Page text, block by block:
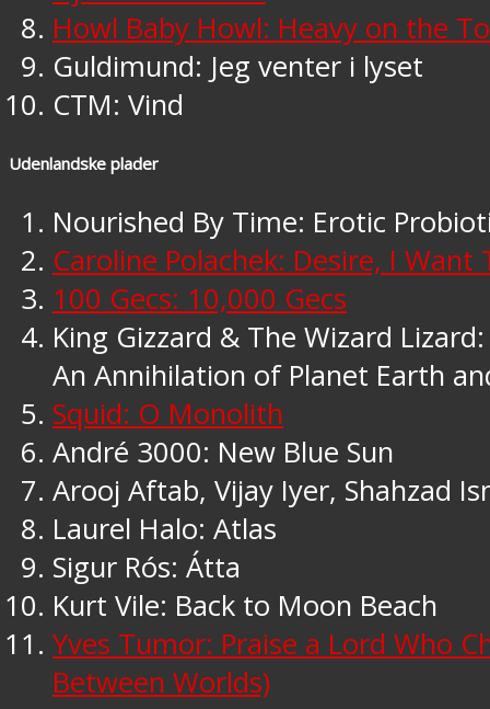
Howl Baby Howl: Heavy on the
Guldimund: Jeg venter i lyset
CTM: Vind
Udenlandske plader
Nourished By Time: Erotic
Caroline Polachek: Desire, I
100 Gecs: 10,000 Gecs
King Gizzard & The Wizard
An Annihilation of Planet Earth
Squid: O Monolith
André 3000: New Blue Sun
Arooj Aftab, Vijay Iyer, Shahzad
Laurel Halo: Atlas
Sigur Rós: Átta
Kurt Vile: Back to Moon Beach
Yves Tumor: Praise a Lord Who
Between Worlds)